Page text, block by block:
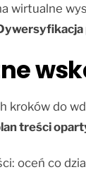
wirtualne
kroków do
treści
oceń co